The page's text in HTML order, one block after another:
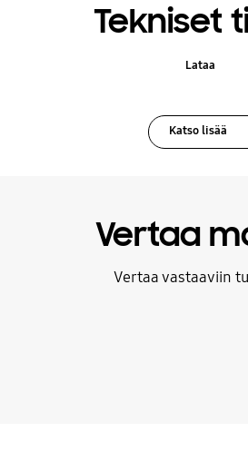
Tekniset
Lataa
Katso lisää
Vertaa
Vertaa vastaaviin